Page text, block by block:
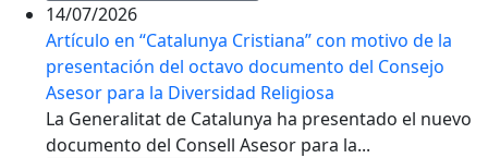
14/07/2026
Artículo en “Catalunya Cristiana” con motivo de la
presentación del octavo documento del Consejo
Asesor para la Diversidad Religiosa
La Generalitat de Catalunya ha presentado el nuevo
documento del Consell Asesor para la...